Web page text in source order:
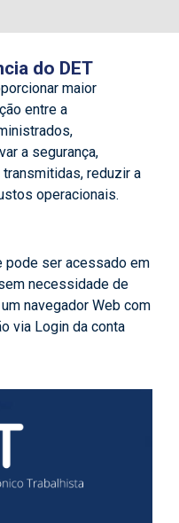
do DET
maior
entre a
a segurança,
reduzir a
operacionais.
pode ser acessado em
necessidade de
navegador Web com
via Login da conta